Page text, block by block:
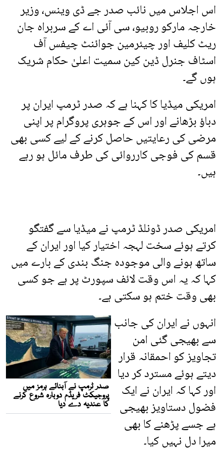
اس اجلاس میں نائب صدر جے ڈی وینس، وزیر
خارجہ مارکو روبیو، سی آئی اے کے سربراہ جان
ریٹ کلیف اور چیئرمین جوائنٹ چیفس آف
اسٹاف جنرل ڈین کین سمیت اعلیٰ حکام شریک
ہوں گے۔
امریکی میڈیا کا کہنا ہے کہ صدر ٹرمپ ایران پر
دباؤ بڑھانے اور اس کے جوہری پروگرام پر اپنی
مرضی کی رعایتیں حاصل کرنے کے لیے کسی بھی
قسم کی فوجی کارروائی کی طرف مائل ہو رہے
ہیں۔
امریکی صدر ڈونلڈ ٹرمپ نے میڈیا سے گفتگو
کرتے ہوئے سخت لہجہ اختیار کیا اور ایران کے
ساتھ ہونے والی موجودہ جنگ بندی کے بارے میں
کہا کہ یہ اس وقت لائف سپورٹ پر ہے جو کسی
بھی وقت ختم ہو سکتی ہے۔
انہوں نے ایران کی جانب
سے بھیجی گئی امن
تجاویز کو احمقانہ قرار
دیتے ہوئے مسترد کر دیا
اور کہا کہ ایران نے ایک
فضول دستاویز بھیجی
ہے جسے پڑھنے کا بھی
میرا دل نہیں کیا۔